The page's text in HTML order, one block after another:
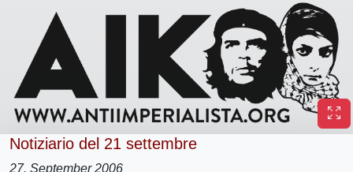
Notiziario del 21 settembre
27. September 2006